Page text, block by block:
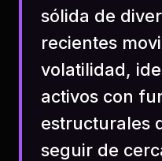
sólida de
recientes
volatilidad,
activos con
estructurales
seguir de